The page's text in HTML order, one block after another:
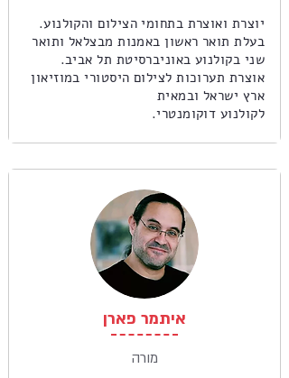
יוצרת ואוצרת בתחומי הצילום והקולנוע.
בעלת תואר ראשון באמנות מבצלאל ותואר
שני בקולנוע באוניברסיטת תל אביב.
אוצרת תערוכות לצילום היסטורי במוזיאון
ארץ ישראל ובמאית
לקולנוע דוקומנטרי.
איתמר פארן
מורה